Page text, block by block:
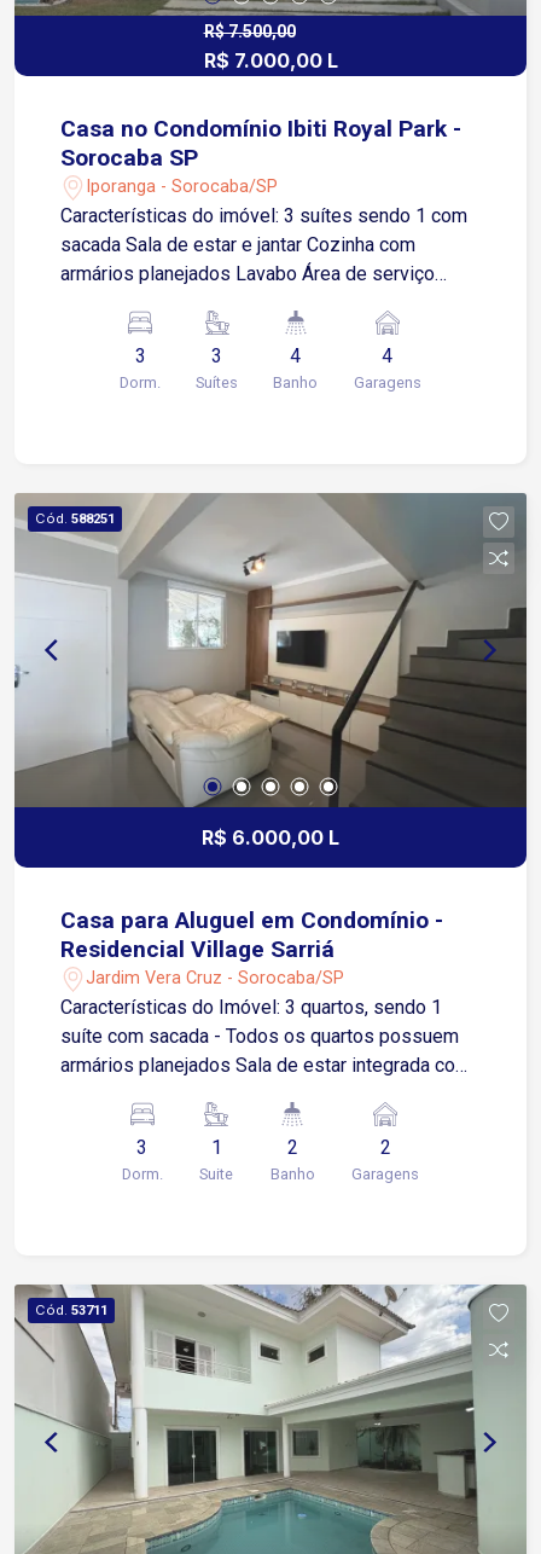
R$ 7.500,00
R$ 7.000,00 L
Casa no Condomínio Ibiti Royal Park -
Sorocaba SP
Iporanga - Sorocaba/SP
Características do imóvel: 3 suítes sendo 1 com
sacada Sala de estar e jantar Cozinha com
armários planejados Lavabo Área de serviço
de lenha Garagem para 4 carros sendo 2 cobertas
Condomínio: Portaria 24 horas Playground Lago
Sede 2 Áreas gourmet Salão de Festas Piscina
Paulista e FACENS Fácil acesso a Avenida Dr.
Ulysses Guimarães e Avenida Itavuvu A poucos
minutos da Avenida Dom Aguirre
3
Dorm.
3
Suítes
4
Banho
4
Garagens
Cód. 588251
R$ 6.000,00 L
Casa para Aluguel em Condomínio -
Residencial Village Sarriá
Jardim Vera Cruz - Sorocaba/SP
Características do Imóvel: 3 quartos, sendo 1
suíte com sacada - Todos os quartos possuem
armários planejados Sala de estar integrada com
com box blindex e gabinete Lavabo no piso
inferior Quintal amplo 2 vagas de garagem
cobertas O condomínio está localizado na
público. 2 minutos da Rodovia Raposo Tavares
(SP-270) 6 minutos da Avenida Américo de
Carvalho 8 minutos da Avenida Santa Cruz 10
minutos do Parque Campolim e Shopping
Iguatemi Esplanada Infraestrutura do Condomínio:
Piscina Espaço gourmet Portaria com controle de
3
Dorm.
1
Suite
2
Banho
2
Garagens
Cód. 53711